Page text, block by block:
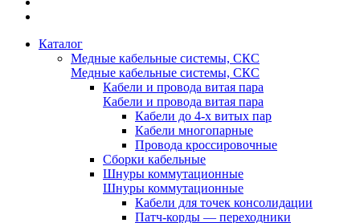
Каталог
Медные кабельные системы, СКС
Медные кабельные системы, СКС
Кабели и провода витая пара
Кабели и провода витая пара
Кабели до 4-х витых пар
Кабели многопарные
Провода кроссировочные
Сборки кабельные
Шнуры коммутационные
Шнуры коммутационные
Кабели для точек консолидации
Патч-корды — переходники